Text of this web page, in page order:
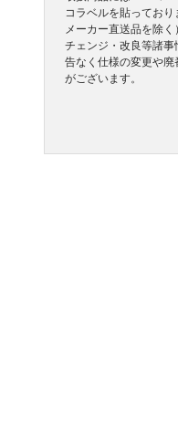
コラベルを貼っており
メーカー直送品を除
チェンジ・改良等諸事
告なく仕様の変更や廃
がございます。